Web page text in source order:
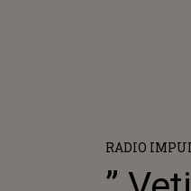
RADIO